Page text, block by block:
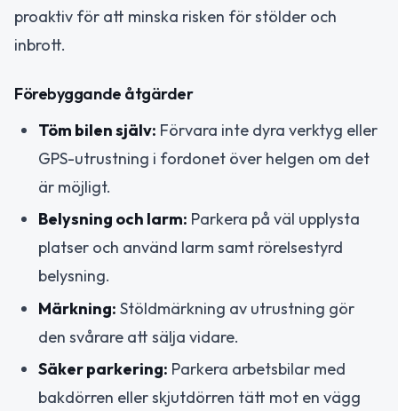
proaktiv för att minska risken för stölder och
inbrott.
Förebyggande åtgärder
Töm bilen själv: Förvara inte dyra verktyg eller
GPS-utrustning i fordonet över helgen om det
är möjligt.
Belysning och larm: Parkera på väl upplysta
platser och använd larm samt rörelsestyrd
belysning.
Märkning: Stöldmärkning av utrustning gör
den svårare att sälja vidare.
Säker parkering: Parkera arbetsbilar med
bakdörren eller skjutdörren tätt mot en vägg